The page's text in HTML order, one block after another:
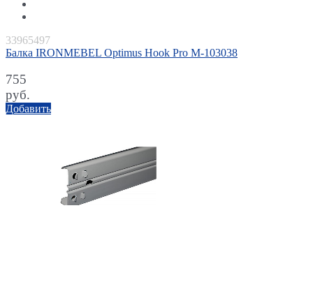
33965497
Балка IRONMEBEL Optimus Hook Pro M-103038
755
руб.
Добавить